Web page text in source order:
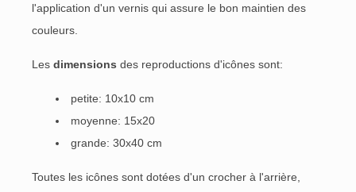
l'application d'un vernis qui assure le bon maintien des
couleurs.
Les dimensions des reproductions d'icônes sont:
petite: 10x10 cm
moyenne: 15x20
grande: 30x40 cm
Toutes les icônes sont dotées d'un crocher à l'arrière,